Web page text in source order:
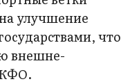
улучшение
что
внешне-